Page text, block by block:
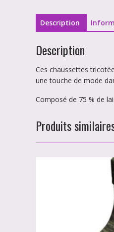
Description
Description
Ces chaussettes
une touche de mode
Composé de 75 % de
Produits